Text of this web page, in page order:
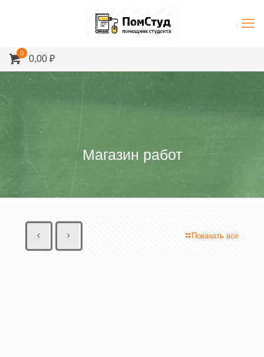
0
0,00 ₽
Магазин работ
Показать все